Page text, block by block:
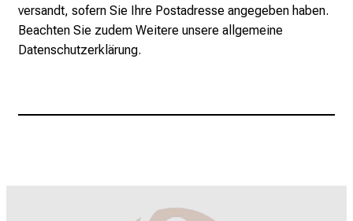
versandt, sofern Sie Ihre Postadresse angegeben haben.
Beachten Sie zudem Weitere unsere allgemeine
Datenschutzerklärung.